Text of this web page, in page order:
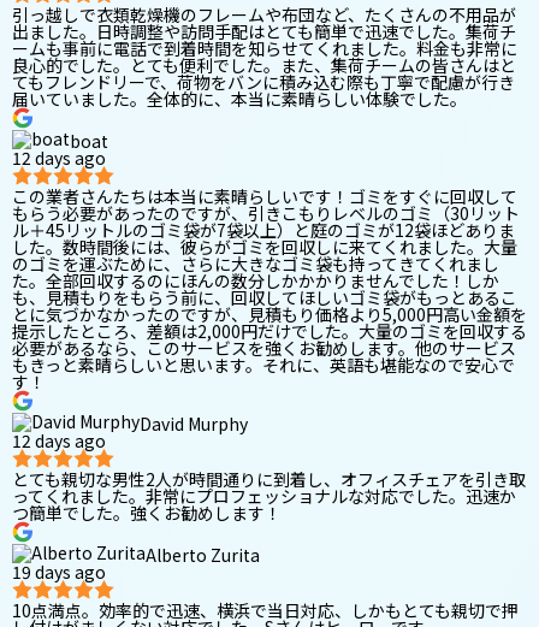
引っ越しで衣類乾燥機のフレームや布団など、たくさんの不用品が
出ました。日時調整や訪問手配はとても簡単で迅速でした。集荷チ
ームも事前に電話で到着時間を知らせてくれました。料金も非常に
良心的でした。とても便利でした。また、集荷チームの皆さんはと
てもフレンドリーで、荷物をバンに積み込む際も丁寧で配慮が行き
届いていました。全体的に、本当に素晴らしい体験でした。
boat
12 days ago
この業者さんたちは本当に素晴らしいです！ゴミをすぐに回収して
もらう必要があったのですが、引きこもりレベルのゴミ（30リット
ル＋45リットルのゴミ袋が7袋以上）と庭のゴミが12袋ほどありま
した。数時間後には、彼らがゴミを回収しに来てくれました。大量
のゴミを運ぶために、さらに大きなゴミ袋も持ってきてくれまし
た。全部回収するのにほんの数分しかかかりませんでした！しか
も、見積もりをもらう前に、回収してほしいゴミ袋がもっとあるこ
とに気づかなかったのですが、見積もり価格より5,000円高い金額を
提示したところ、差額は2,000円だけでした。大量のゴミを回収する
必要があるなら、このサービスを強くお勧めします。他のサービス
もきっと素晴らしいと思います。それに、英語も堪能なので安心で
す！
David Murphy
12 days ago
とても親切な男性2人が時間通りに到着し、オフィスチェアを引き取
ってくれました。非常にプロフェッショナルな対応でした。迅速か
つ簡単でした。強くお勧めします！
Alberto Zurita
19 days ago
10点満点。効率的で迅速、横浜で当日対応、しかもとても親切で押